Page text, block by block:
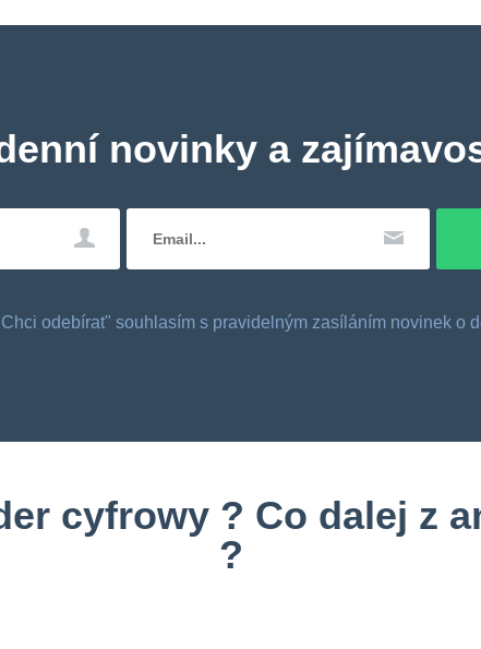
novinky a
odebírat" souhlasím s pravidelným zasíláním novinek o
cyfrowy ? Co dalej z
?